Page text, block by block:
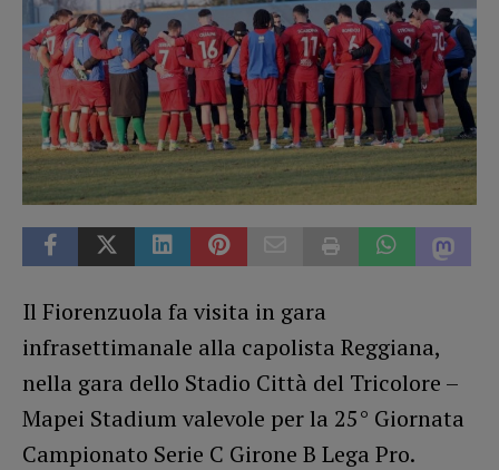
Il Fiorenzuola fa visita in gara
infrasettimanale alla capolista Reggiana,
nella gara dello Stadio Città del Tricolore –
Mapei Stadium valevole per la 25° Giornata
Campionato Serie C Girone B Lega Pro.